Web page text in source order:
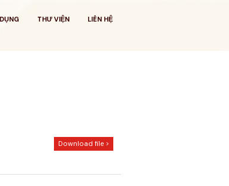
THƯ VIỆN LIÊN HỆ
Download file >